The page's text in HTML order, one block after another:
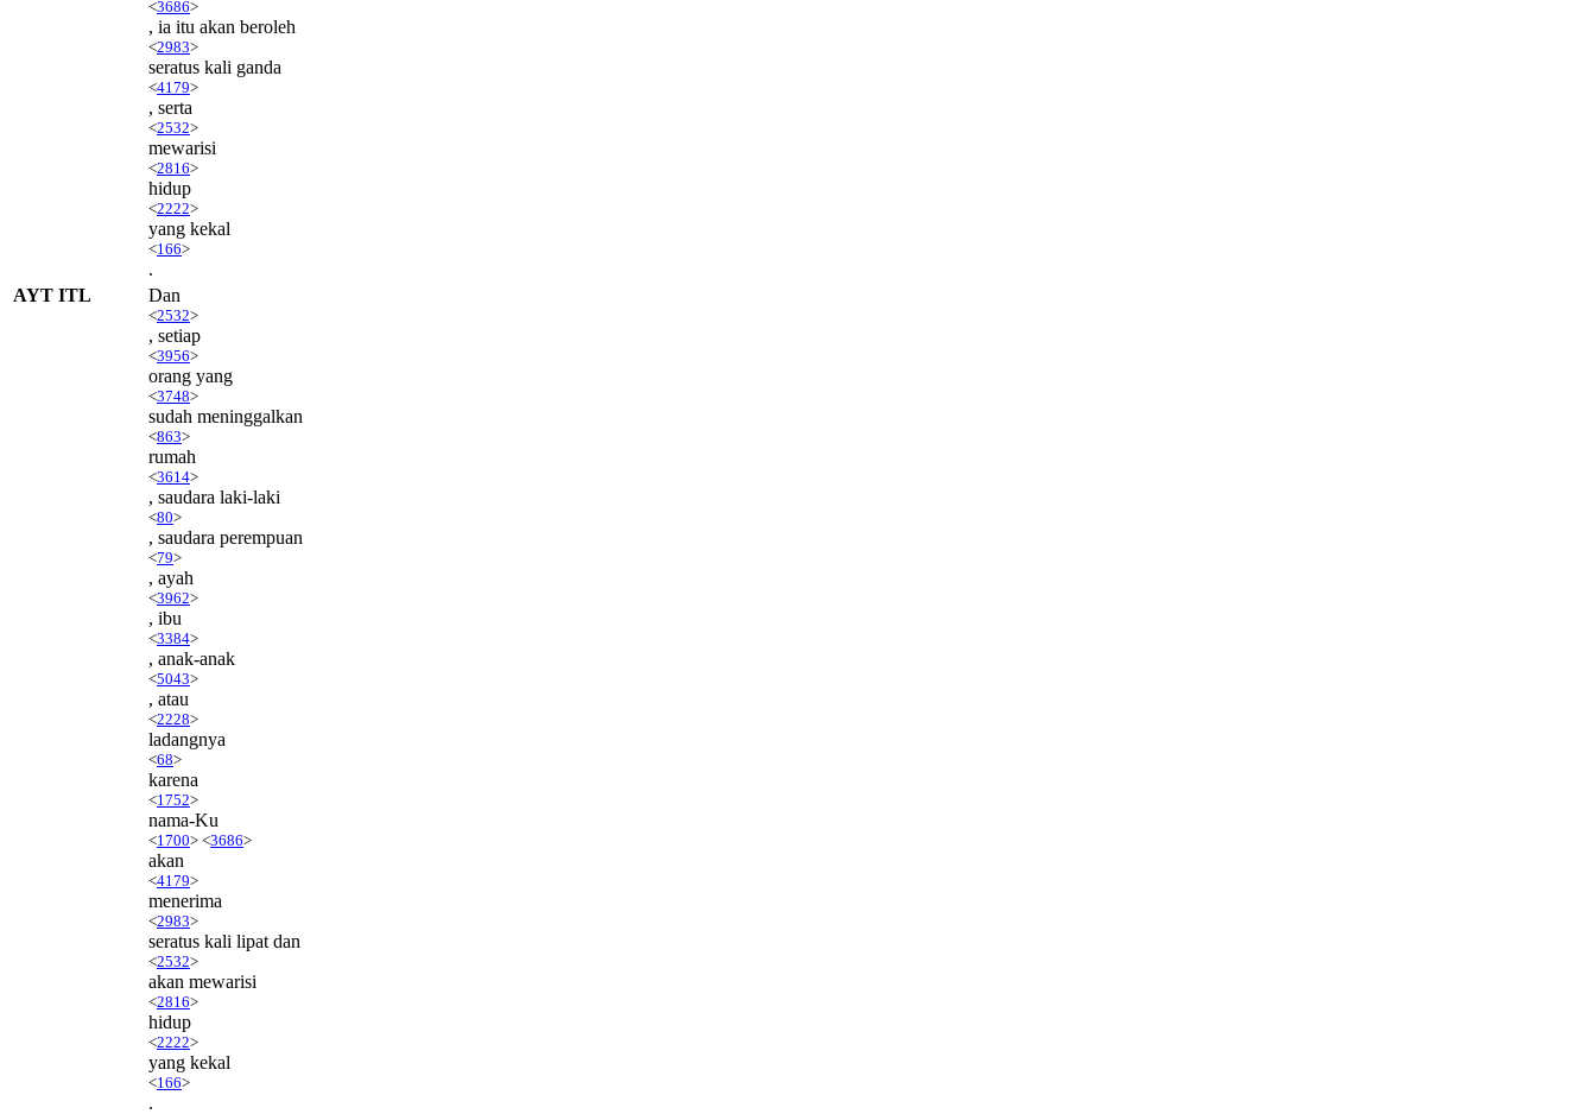
<3686>
, ia itu akan beroleh
<2983>
seratus kali ganda
<4179>
, serta
<2532>
mewarisi
<2816>
hidup
<2222>
yang kekal
<166>
.
AYT ITL
Dan
<2532>
, setiap
<3956>
orang yang
<3748>
sudah meninggalkan
<863>
rumah
<3614>
, saudara laki-laki
<80>
, saudara perempuan
<79>
, ayah
<3962>
, ibu
<3384>
, anak-anak
<5043>
, atau
<2228>
ladangnya
<68>
karena
<1752>
nama-Ku
<1700> <3686>
akan
<4179>
menerima
<2983>
seratus kali lipat dan
<2532>
akan mewarisi
<2816>
hidup
<2222>
yang kekal
<166>
.